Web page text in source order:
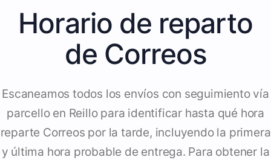
Horario de reparto
de Correos
Escaneamos todos los envíos con seguimiento vía
parcello en Reillo para identificar hasta qué hora
reparte Correos por la tarde, incluyendo la primera
y última hora probable de entrega. Para obtener la